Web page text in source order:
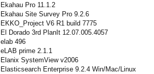
Ekahau Pro 11.1.2
Ekahau Site Survey Pro 9.2.6
EKKO_Project V6 R1 build 7775
El Dorado 3rd PlanIt 12.07.005.4057
elab 496
eLAB prime 2.1.1
Elanix SystemView v2006
Elasticsearch Enterprise 9.2.4 Win/Mac/Linux